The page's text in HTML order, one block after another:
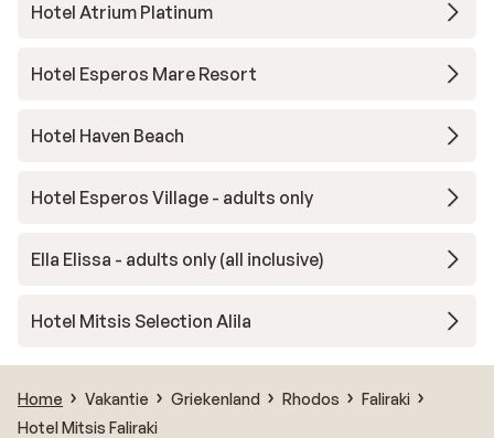
Hotel Atrium Platinum
Hotel Esperos Mare Resort
Hotel Haven Beach
Hotel Esperos Village - adults only
Ella Elissa - adults only (all inclusive)
Hotel Mitsis Selection Alila
Home Vakantie Griekenland Rhodos
Faliraki
Hotel Mitsis Faliraki